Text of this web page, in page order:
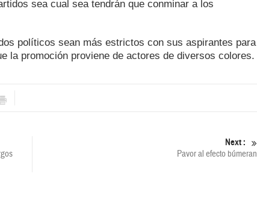
sea cual sea tendrán que conminar a los
políticos sean más estrictos con sus aspirantes para
la promoción proviene de actores de diversos colores.
Next :
Pavor al efecto búmeran